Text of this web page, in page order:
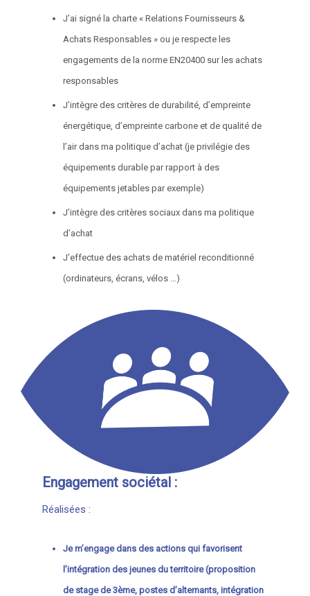
J’ai signé la charte « Relations Fournisseurs &
Achats Responsables » ou je respecte les
engagements de la norme EN20400 sur les achats
responsables
J’intègre des critères de durabilité, d’empreinte
énergétique, d’empreinte carbone et de qualité de
l’air dans ma politique d’achat (je privilégie des
équipements durable par rapport à des
équipements jetables par exemple)
J’intègre des critères sociaux dans ma politique
d’achat
J’effectue des achats de matériel reconditionné
(ordinateurs, écrans, vélos …)
Engagement sociétal :
Réalisées :
Je m’engage dans des actions qui favorisent
l’intégration des jeunes du territoire (proposition
de stage de 3ème, postes d’alternants, intégration